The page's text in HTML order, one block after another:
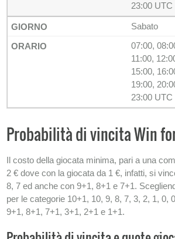
23:00 UTC
Sabato
07:00,
11:00,
15:00,
19:00,
23:00 UTC
Probabilità di vincita Win
Il costo della giocata minima, pari a una
2 € dove con la giocata da 1 €, infatti, si
8, 7 ed anche con 9+1, 8+1 e 7+1.
per le categorie 10+1, 10, 9, 8, 7, 3, 2, 1, 0,
9+1, 8+1, 7+1, 3+1, 2+1 e 1+1.